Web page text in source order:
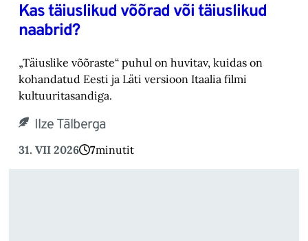
Kas täiuslikud võõrad või täiuslikud
naabrid?
„Täiuslike võõraste“ puhul on huvitav, kuidas on
kohandatud Eesti ja Läti versioon Itaalia filmi
kultuuritasandiga.
Ilze Tālberga
31. VII 2026 7minutit